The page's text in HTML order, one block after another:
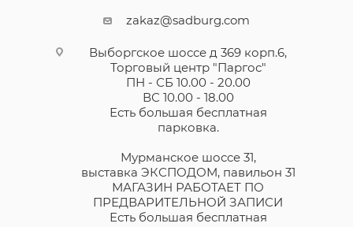
zakaz@sadburg.com
Выборгское шоссе д 369 корп.6,
Торговый центр "Паргос"
ПН - СБ 10.00 - 20.00
ВС 10.00 - 18.00
Есть большая бесплатная
парковка.
Мурманское шоссе 31,
выставка ЭКСПОДОМ, павильон 31
МАГАЗИН РАБОТАЕТ ПО
ПРЕДВАРИТЕЛЬНОЙ ЗАПИСИ
Есть большая бесплатная